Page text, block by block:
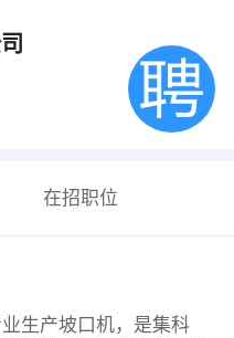
在招职位
生产坡口机，是集科